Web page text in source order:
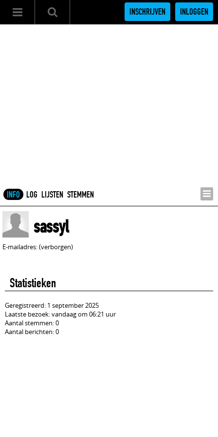
INSCHRIJVEN INLOGGEN
INFO LOG LIJSTEN STEMMEN
sassyl
E-mailadres: (verborgen)
Statistieken
Geregistreerd: 1 september 2025
Laatste bezoek: vandaag om 06:21 uur
Aantal stemmen: 0
Aantal berichten: 0